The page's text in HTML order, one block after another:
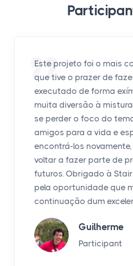
Este projeto foi o mais
que tive o prazer de
executado de forma
muita diversão à
se perder o foco do
amigos para a vida e
encontrá-los
voltar a fazer parte de
futuros. Obrigado à
pela oportunidade que
continuação dum
Guilherme
Participant